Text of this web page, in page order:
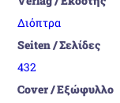
Διόπτρα
Seiten / Σελίδες
432
Cover / Εξώφυλλο